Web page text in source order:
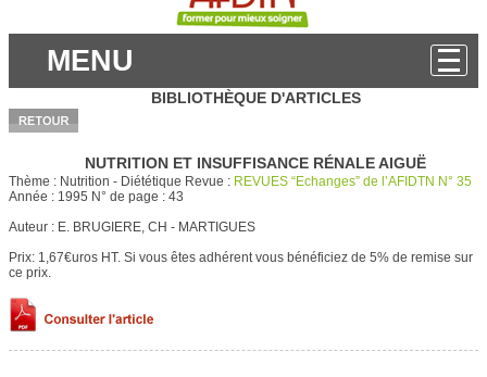
MENU
BIBLIOTHÈQUE D'ARTICLES
NUTRITION ET INSUFFISANCE RÉNALE AIGUË
Thème : Nutrition - Diététique Revue : REVUES “Echanges” de l’AFIDTN N° 35
Année : 1995 N° de page : 43
Auteur : E. BRUGIERE, CH - MARTIGUES
Prix: 1,67€uros HT. Si vous êtes adhérent vous bénéficiez de 5% de remise sur
ce prix.